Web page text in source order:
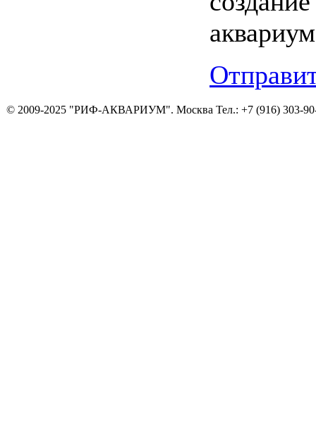
© 2009-2025 "РИФ-АКВАРИУМ". Москва Тел.: +7 (916) 303-